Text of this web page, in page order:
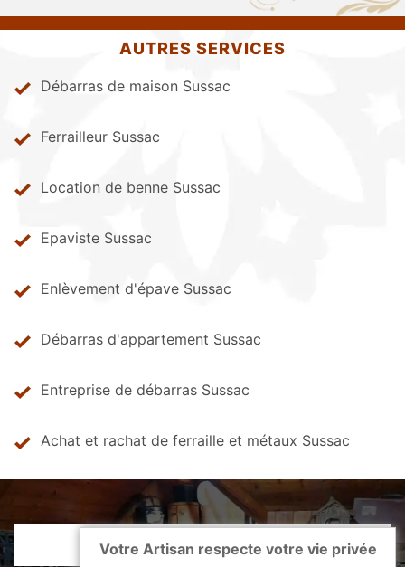
AUTRES SERVICES
Débarras de maison Sussac
Ferrailleur Sussac
Location de benne Sussac
Epaviste Sussac
Enlèvement d'épave Sussac
Débarras d'appartement Sussac
Entreprise de débarras Sussac
Achat et rachat de ferraille et métaux Sussac
Votre Artisan respecte votre vie privée